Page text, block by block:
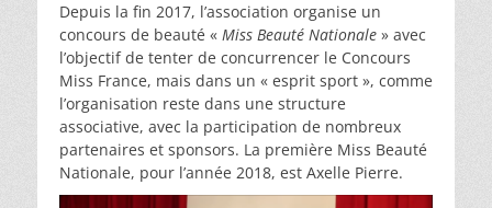
Depuis la fin 2017, l’association organise un
concours de beauté « Miss Beauté Nationale » avec
l’objectif de tenter de concurrencer le Concours
Miss France, mais dans un « esprit sport », comme
l’organisation reste dans une structure
associative, avec la participation de nombreux
partenaires et sponsors. La première Miss Beauté
Nationale, pour l’année 2018, est Axelle Pierre.